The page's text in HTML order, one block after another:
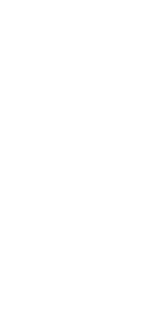
毛並みをしてい
トしたりと飼
出来ます。 ご
下さい。
ール・ブル
が多く、成長す